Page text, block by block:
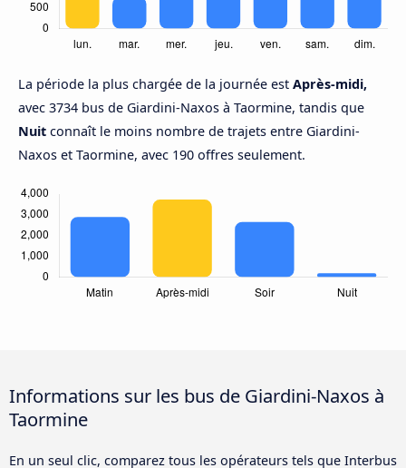
La période la plus chargée de la journée est Après-midi,
avec 3734 bus de Giardini-Naxos à Taormine, tandis que
Nuit connaît le moins nombre de trajets entre Giardini-
Naxos et Taormine, avec 190 offres seulement.
Informations sur les bus de Giardini-Naxos à
Taormine
En un seul clic, comparez tous les opérateurs tels que Interbus